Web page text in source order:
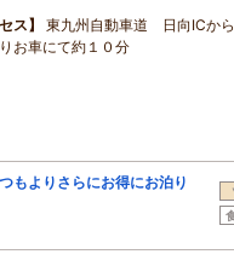
ス】
東九州自動車道 日向ICか
お車にて約１０分
もよりさらにお得にお泊り